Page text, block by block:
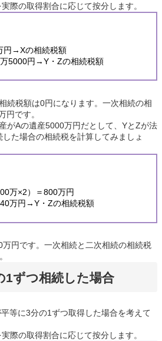
際の取得割合に応じて按分します。
円→Xの相続税額
5000円→Y・Zの相続税額
続税額は0円になります。一次相続の相
円です。
がAの遺産5000万円だとして、YとZが法
た場合の相続税を計算してみましょ
万×2）＝800万円
万円→Y・Zの相続税額
円です。一次相続と二次相続の相続税
1ずつ相続した場合
等に3分の1ずつ取得した場合を考えて
際の取得割合に応じて按分します。